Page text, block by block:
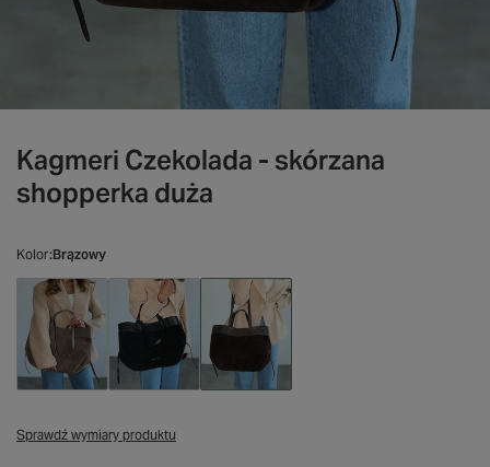
Kagmeri Czekolada - skórzana
shopperka duża
Kolor Brązowy
Sprawdź wymiary produktu